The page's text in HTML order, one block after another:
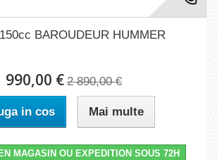
BAROUDEUR HUMMER
990,00 € 2 890,00 €
in cos Mai multe
MAGASIN OU EXPEDITION SOUS 72H